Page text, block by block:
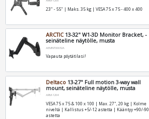
23" - 55" | Maks. 35 kg | VESA 75 x 75 - 400 x 400
ARCTIC13-32" W1-3D Monitor Bracket, -
seinäteline näytölle, musta
AEMNT00032A
Vapauta pöytätilasi!
Deltaco 13-27" Full motion 3-way wall
mount, seinäteline näytölle, musta
ARM-1204
VESA 75 x 75 & 100 x 100 | Max. 27", 20 kg | Kolme
niveltä | Kallistus +5/-12 astetta | Kääntyy +90/-90
astetta